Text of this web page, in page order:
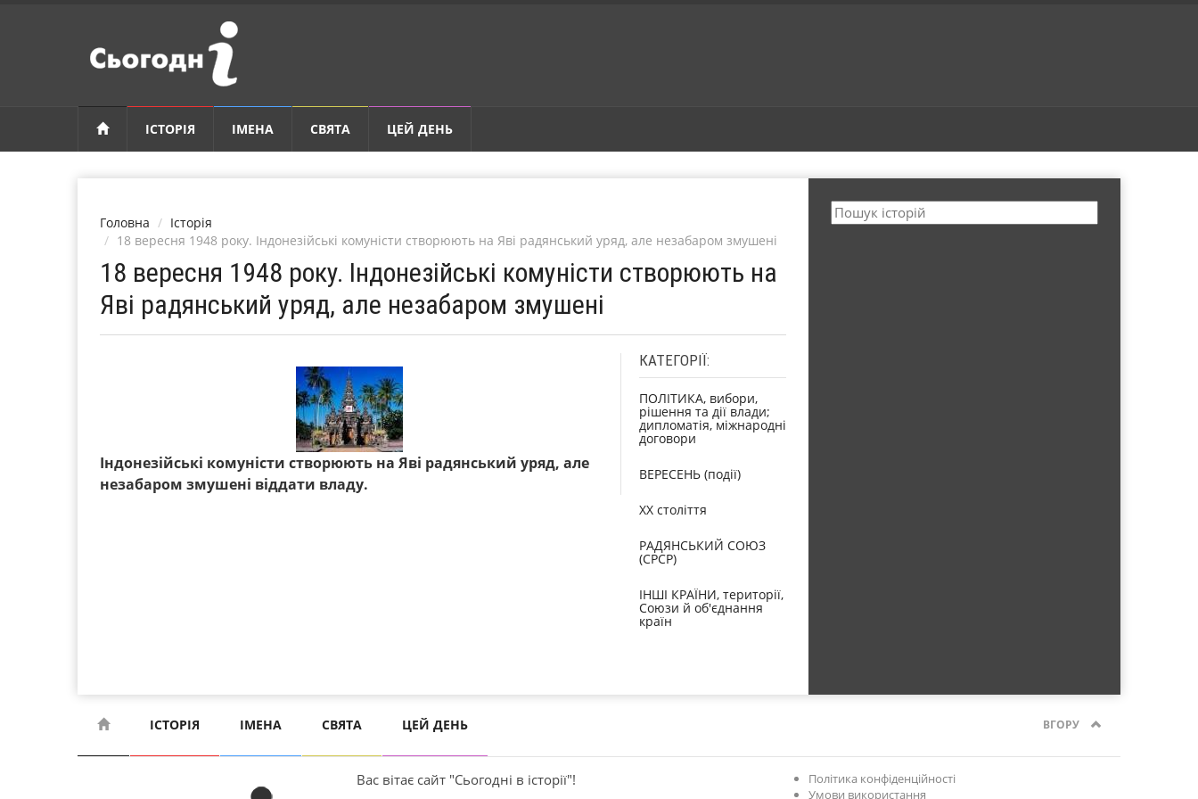
ІСТОРІЯ ІМЕНА СВЯТА ЦЕЙ ДЕНЬ
Головна
Історія
18 вересня 1948 року. Індонезійські комуністи створюють на Яві радянський уряд, але незабаром змушені
18 вересня 1948 року. Індонезійські комуністи створюють на
Яві радянський уряд, але незабаром змушені
Індонезійські комуністи створюють на Яві радянський уряд, але
незабаром змушені віддати владу.
КАТЕГОРІЇ:
ПОЛІТИКА, вибори,
рішення та дії влади;
дипломатія, міжнародні
договори
ВЕРЕСЕНЬ (події)
XX століття
РАДЯНСЬКИЙ СОЮЗ
(СРСР)
ІНШІ КРАЇНИ, території,
Союзи й об'єднання
країн
ІСТОРІЯ ІМЕНА СВЯТА ЦЕЙ ДЕНЬ ВГОРУ
Вас вітає сайт "Сьогодні в історії"!
Політика конфіденційності
Умови використання